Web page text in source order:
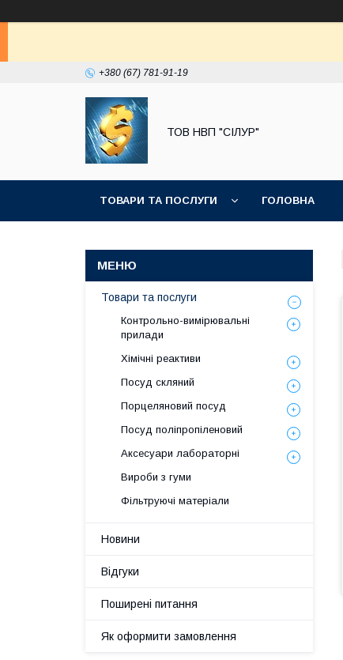
+380 (67) 781-91-19
ТОВ НВП "СІЛУР"
ТОВАРИ ТА ПОСЛУГИ ГОЛОВНА
Товари та послуги
Контрольно-вимірювальні
прилади
Хімічні реактиви
Посуд скляний
Порцеляновий посуд
Посуд поліпропіленовий
Аксесуари лабораторні
Вироби з гуми
Фільтруючі матеріали
Новини
Відгуки
Поширені питання
Як оформити замовлення